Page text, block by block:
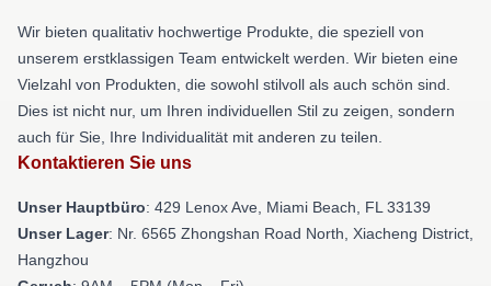
Wir bieten qualitativ hochwertige Produkte, die speziell von
unserem erstklassigen Team entwickelt werden. Wir bieten eine
Vielzahl von Produkten, die sowohl stilvoll als auch schön sind.
Dies ist nicht nur, um Ihren individuellen Stil zu zeigen, sondern
auch für Sie, Ihre Individualität mit anderen zu teilen.
Kontaktieren Sie uns
Unser Hauptbüro: 429 Lenox Ave, Miami Beach, FL 33139
Unser Lager: Nr. 6565 Zhongshan Road North, Xiacheng District,
Hangzhou